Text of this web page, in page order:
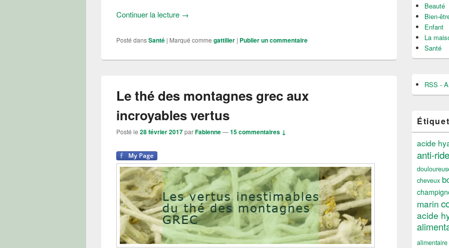
Continuer la lecture Tous les bienfaits du Gattilier : bien-être des femmes
→
Posté dansSanté | Marqué comme gattilier | Publier un commentaire
Le thé des montagnes grec aux
incroyables vertus
Posté le 28 février 2017parFabienne—15 commentaires ↓
Beauté
Bien-
Enfant
La
Santé
RSS -
acide
anti-
cheveux
marin
acide
alimentaire